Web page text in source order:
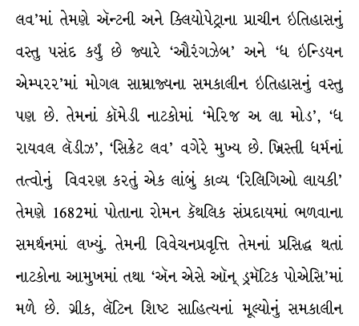
લવ’માં તેમણે ઍન્ટની અને ક્લિયોપેટ્રાના પ્રાચીન ઇતિહાસનું
વસ્તુ પસંદ કર્યું છે જ્યારે ‘ઔરંગઝેબ’ અને ‘ધ ઇન્ડિયન
એમ્પરર’માં મોગલ સામ્રાજ્યના સમકાલીન ઇતિહાસનું વસ્તુ
પણ છે. તેમનાં કૉમેડી નાટકોમાં ‘મેરિજ અ લા મોડ’, ‘ધ
રાયવલ લૅડીઝ’, ‘સિક્રેટ લવ’ વગેરે મુખ્ય છે. ખ્રિસ્તી ધર્મનાં
તત્વોનું વિવરણ કરતું એક લાંબું કાવ્ય ‘રિલિગિઓ લાયકી’
તેમણે 1682માં પોતાના રોમન કૅથલિક સંપ્રદાયમાં ભળવાના
સમર્થનમાં લખ્યું. તેમની વિવેચનપ્રવૃત્તિ તેમનાં પ્રસિદ્ધ થતાં
નાટકોના આમુખમાં તથા ‘ઍન એસે ઑન્ ડ્રમૅટિક પોએસિ’માં
મળે છે. ગ્રીક, લૅટિન શિષ્ટ સાહિત્યનાં મૂલ્યોનું સમકાલીન